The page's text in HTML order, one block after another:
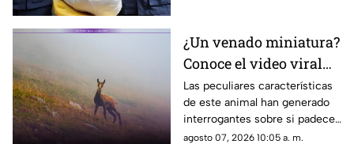
¿Un venado miniatura?
Conoce el video viral
que causa asombro en
redes sociales
Las peculiares características
de este animal han generado
interrogantes sobre si padece
una malformación congénita.
agosto 07, 2026 10:05 a. m.